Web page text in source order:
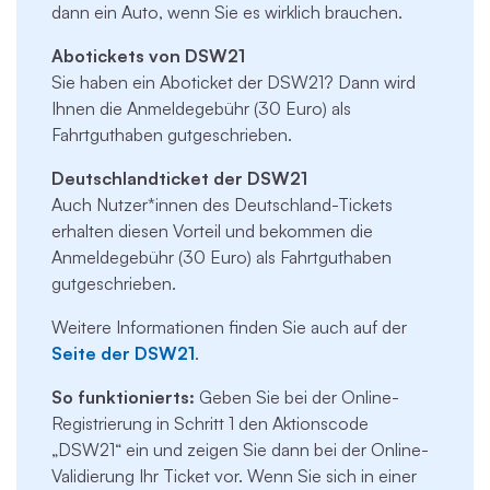
dann ein Auto, wenn Sie es wirklich brauchen.
Abotickets von DSW21
Sie haben ein Aboticket der DSW21? Dann wird
Ihnen die Anmeldegebühr (30 Euro) als
Fahrtguthaben gutgeschrieben.
Deutschlandticket der DSW21
Auch Nutzer*innen des Deutschland-Tickets
erhalten diesen Vorteil und bekommen die
Anmeldegebühr (30 Euro) als Fahrtguthaben
gutgeschrieben.
Weitere Informationen finden Sie auch auf der
Seite der DSW21.
So funktionierts: Geben Sie bei der Online-
Registrierung in Schritt 1 den Aktionscode
„DSW21“ ein und zeigen Sie dann bei der Online-
Validierung Ihr Ticket vor. Wenn Sie sich in einer